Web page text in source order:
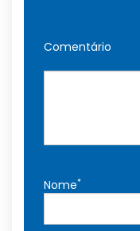
Comentário
Nome*